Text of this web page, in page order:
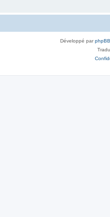
Développé parphpBB